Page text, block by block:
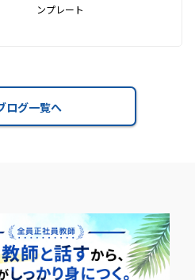
ンプレート
ログ一覧へ